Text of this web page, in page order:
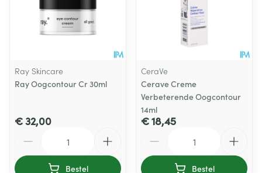
Ray Skincare
Ray Oogcontour Cr 30ml
€ 32,00
Bestel
CeraVe
Cerave Creme
Verbeterende Oogcontour
14ml
€ 18,45
Bestel